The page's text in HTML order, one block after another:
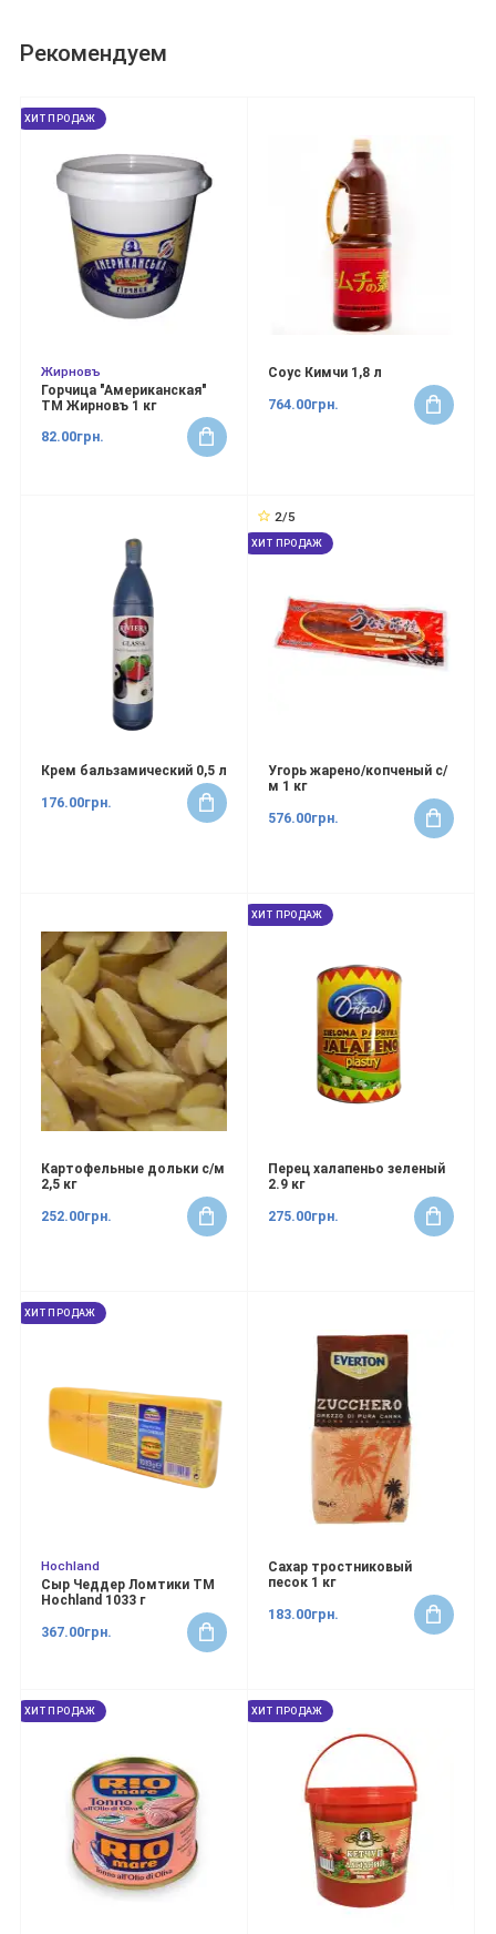
Рекомендуем
ХИТ ПРОДАЖ
Жирновъ
Горчица "Американская"
ТМ Жирновъ 1 кг
82.00грн.
Соус Кимчи 1,8 л
764.00грн.
Крем бальзамический 0,5 л
176.00грн.
2/5
ХИТ ПРОДАЖ
Угорь жарено/копченый с/
м 1 кг
576.00грн.
Картофельные дольки с/м
2,5 кг
252.00грн.
ХИТ ПРОДАЖ
Перец халапеньо зеленый
2.9 кг
275.00грн.
ХИТ ПРОДАЖ
Hochland
Сыр Чеддер Ломтики ТМ
Hochland 1033 г
367.00грн.
Сахар тростниковый
песок 1 кг
183.00грн.
ХИТ ПРОДАЖ ХИТ ПРОДАЖ